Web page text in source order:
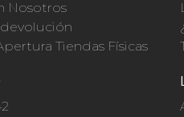
Nosotros
Tiendas Físicas